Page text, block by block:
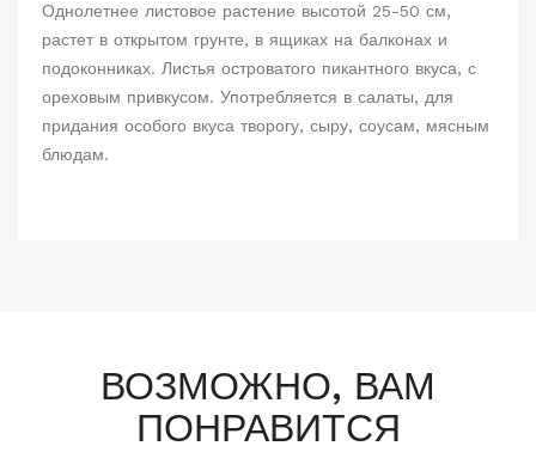
Однолетнее листовое растение высотой 25-50 см,
растет в открытом грунте, в ящиках на балконах и
подоконниках. Листья островатого пикантного вкуса, с
ореховым привкусом. Употребляется в салаты, для
придания особого вкуса творогу, сыру, соусам, мясным
блюдам.
ВОЗМОЖНО, ВАМ
ПОНРАВИТСЯ